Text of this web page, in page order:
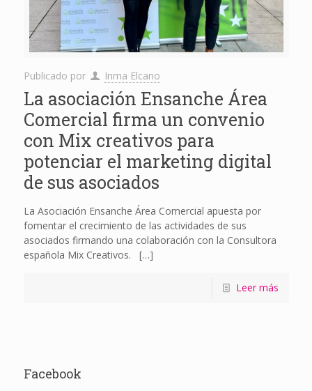
Publicado por Inma Elcano
La asociación Ensanche Área
Comercial firma un convenio
con Mix creativos para
potenciar el marketing digital
de sus asociados
La Asociación Ensanche Área Comercial apuesta por
fomentar el crecimiento de las actividades de sus
asociados firmando una colaboración con la Consultora
española Mix Creativos.
[…]
Leer más
Facebook